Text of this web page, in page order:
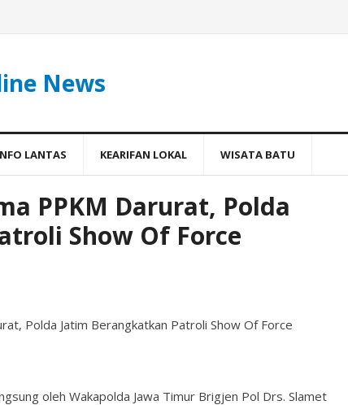
News
LANTAS KEARIFAN LOKAL WISATA BATU
PPKM Darurat, Polda
Show Of Force
Polda Jatim Berangkatkan Patroli Show Of Force
oleh Wakapolda Jawa Timur Brigjen Pol Drs. Slamet